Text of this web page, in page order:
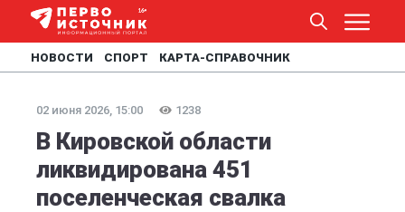
НОВОСТИ СПОРТ КАРТА-СПРАВОЧНИК
02 июня 2026, 15:00 1238
В Кировской области
ликвидирована 451
поселенческая свалка